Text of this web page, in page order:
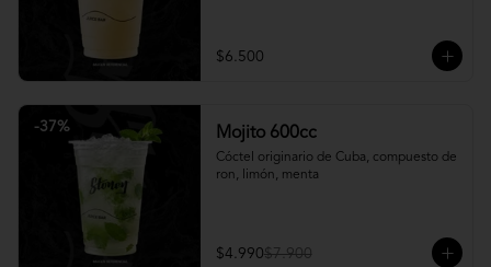
$6.500
-37% Mojito 600cc
Cóctel originario de Cuba, compuesto de
ron, limón, menta
$4.990$7.900